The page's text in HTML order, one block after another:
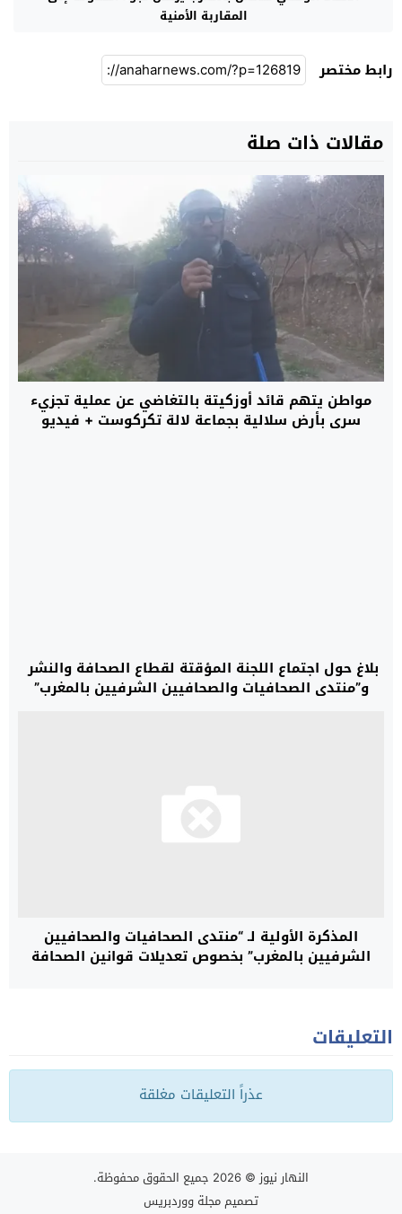
المقاربة الأمنية
رابط مختصر
مقالات ذات صلة
مواطن يتهم قائد أوزكيتة بالتغاضي عن عملية تجزيء
سري بأرض سلالية بجماعة لالة تكركوست + فيديو
بلاغ حول اجتماع اللجنة المؤقتة لقطاع الصحافة والنشر
و”منتدى الصحافيات والصحافيين الشرفيين بالمغرب”
المذكرة الأولية لـ “منتدى الصحافيات والصحافيين
الشرفيين بالمغرب” بخصوص تعديلات قوانين الصحافة
التعليقات
عذراً التعليقات مغلقة
النهار نيوز© 2026 جميع الحقوق محفوظة.
تصميممجلة ووردبريس